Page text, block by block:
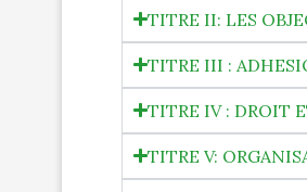
TITRE II: LES
TITRE III :
TITRE IV : DROIT
TITRE V: